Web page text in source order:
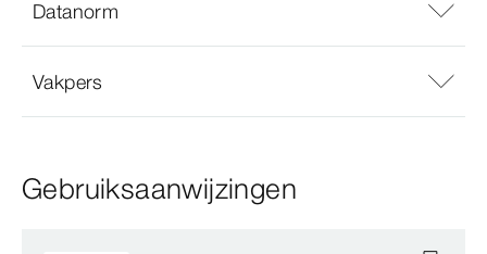
Datanorm
Vakpers
Gebruiksaanwijzingen